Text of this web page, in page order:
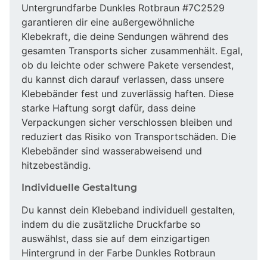
Untergrundfarbe Dunkles Rotbraun #7C2529
garantieren dir eine außergewöhnliche
Klebekraft, die deine Sendungen während des
gesamten Transports sicher zusammenhält. Egal,
ob du leichte oder schwere Pakete versendest,
du kannst dich darauf verlassen, dass unsere
Klebebänder fest und zuverlässig haften. Diese
starke Haftung sorgt dafür, dass deine
Verpackungen sicher verschlossen bleiben und
reduziert das Risiko von Transportschäden. Die
Klebebänder sind wasserabweisend und
hitzebeständig.
Individuelle Gestaltung
Du kannst dein Klebeband individuell gestalten,
indem du die zusätzliche Druckfarbe so
auswählst, dass sie auf dem einzigartigen
Hintergrund in der Farbe Dunkles Rotbraun